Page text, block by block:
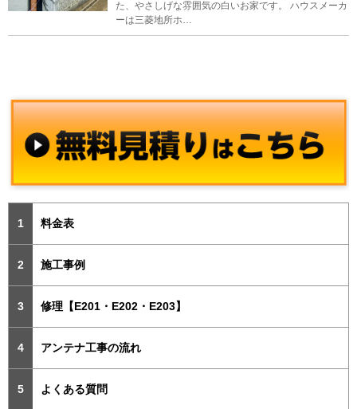
た、やさしげな雰囲気の白いお家です。 ハウスメーカ
ーは三菱地所ホ…
料金表
施工事例
修理【E201・E202・E203】
アンテナ工事の流れ
よくある質問